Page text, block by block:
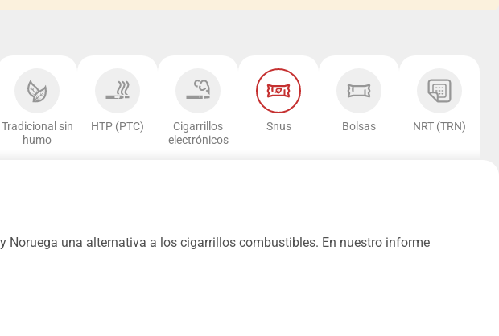
Tradicional sin
humo
HTP (PTC)
Cigarrillos
electrónicos
Snus Bolsas NRT (TRN)
Noruega una alternativa a los cigarrillos combustibles. En nuestro informe